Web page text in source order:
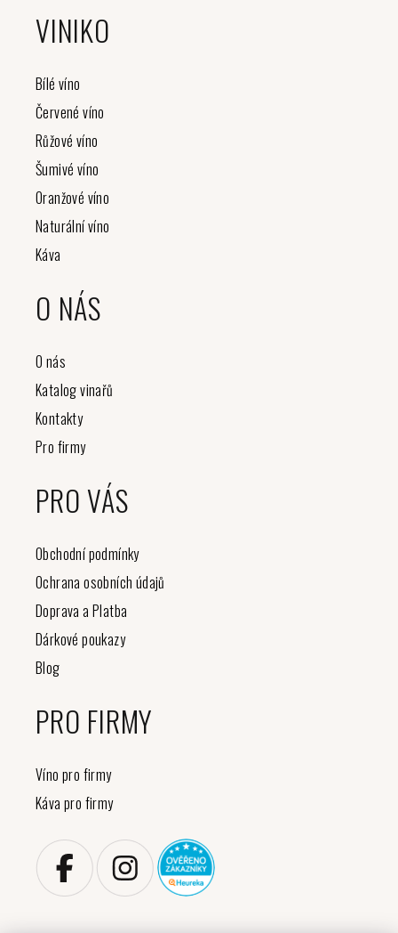
VINIKO
Bílé víno
Červené víno
Růžové víno
Šumivé víno
Oranžové víno
Naturální víno
Káva
O NÁS
O nás
Katalog vinařů
Kontakty
Pro firmy
PRO VÁS
Obchodní podmínky
Ochrana osobních údajů
Doprava a Platba
Dárkové poukazy
Blog
PRO FIRMY
Víno pro firmy
Káva pro firmy